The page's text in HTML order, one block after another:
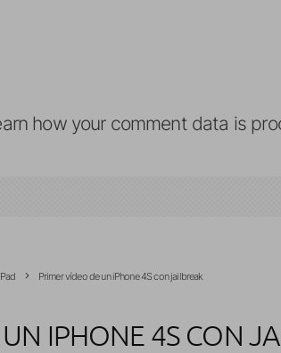
how your comment data is
iPad Primer vídeo de un iPhone 4S con jailbreak
IPHONE 4S CON